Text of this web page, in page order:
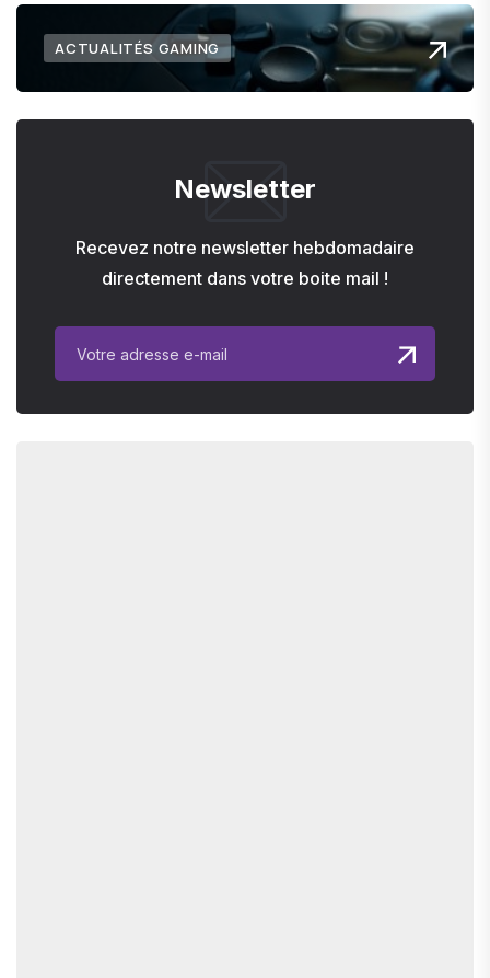
ACTUALITÉS GAMING
Newsletter
Recevez notre newsletter hebdomadaire
directement dans votre boite mail !